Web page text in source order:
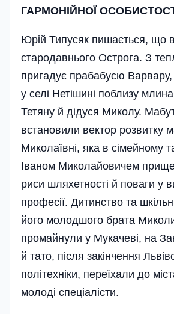
ГАРМОНІЙНОЇ
Юрій Типусяк пишається, що
стародавнього Острога. З
пригадує прабабусю
у селі Нетішині поблизу
Тетяну й дідуся Миколу.
встановили вектор розвитку
Миколаївні, яка в сімейному
Іваном Миколайовичем
риси шляхетності й поваги у
професії. Дитинство та
його молодшого брата
промайнули у Мукачеві, на
й тато, після закінчення
політехніки, переїхали до
молоді спеціалісти.